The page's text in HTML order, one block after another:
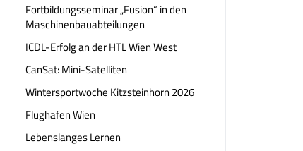
Fortbildungsseminar „Fusion“ in den
Maschinenbauabteilungen
ICDL-Erfolg an der HTL Wien West
CanSat: Mini-Satelliten
Wintersportwoche Kitzsteinhorn 2026
Flughafen Wien
Lebenslanges Lernen